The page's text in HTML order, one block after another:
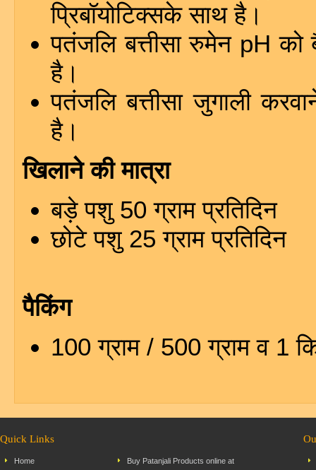
प्रिबॉयोटिक्सके साथ है।
पतंजलि बत्तीसा रुमेन pH को
है।
पतंजलि बत्तीसा जुगाली
है।
खिलाने की मात्रा
बड़े पशु 50 ग्राम प्रतिदिन
छोटे पशु 25 ग्राम प्रतिदिन
पैकिंग
100 ग्राम / 500 ग्राम व 1
Quick Links
Home
Buy Patanjali Products online at